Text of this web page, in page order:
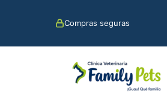
Compras seguras